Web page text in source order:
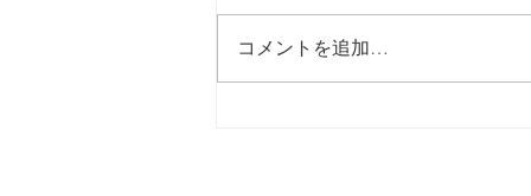
コメントを追加…